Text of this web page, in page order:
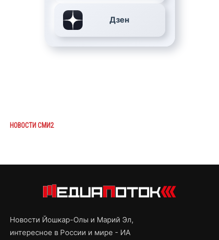
Дзен
НОВОСТИ СМИ2
Новости Йошкар-Олы и Марий Эл,
интересное в России и мире - ИА